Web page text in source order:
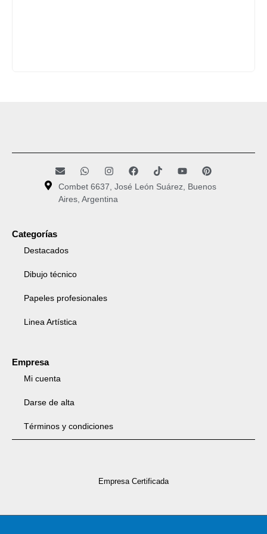
Combet 6637, José León Suárez, Buenos
Aires, Argentina
Categorías
Destacados
Dibujo técnico
Papeles profesionales
Linea Artística
Empresa
Mi cuenta
Darse de alta
Términos y condiciones
Empresa Certificada